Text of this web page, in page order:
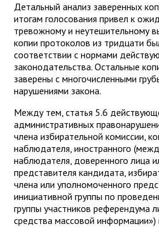
Детальный анализ заверенных
итогам голосования привел к
тревожному и неутешительному
копии протоколов из тридцати
соответствии с нормами
законодательства. Остальные
заверены с многочисленными
нарушениями закона.
Между тем, статья 5.6
административных
члена избирательной комиссии,
наблюдателя, иностранного
наблюдателя, доверенного лица
представителя кандидата,
члена или уполномоченного
инициативной группы по
группы участников референдума
средства массовой информации»)